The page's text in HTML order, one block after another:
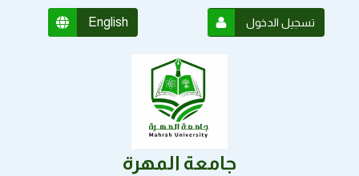
English تسجيل الدخول
جامعة المهرة